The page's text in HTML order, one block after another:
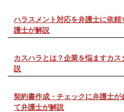
ハラスメント対応を弁護士に依
護士が解説
カスハラとは？企業を悩ますカ
説
契約書作成・チェックに弁護士
て弁護士が解説